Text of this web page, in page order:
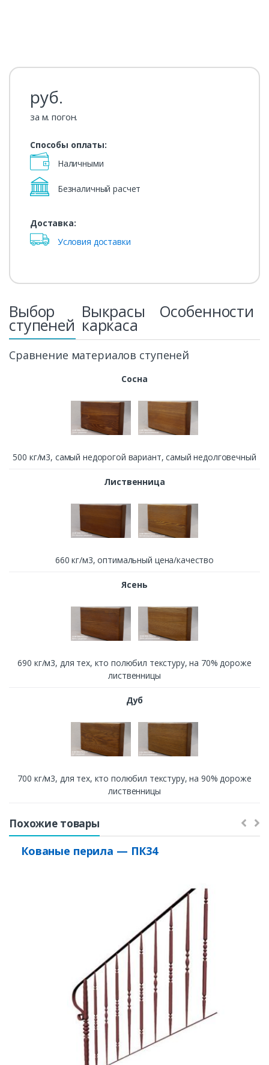
Заказать
Ваше имя*
Ваш телефон*
руб.
за м. погон.
Способы оплаты:
Наличными
Безналичный расчет
Доставка:
Условия доставки
Выбор
ступеней
Выкрасы
каркаса
Особенности
Сравнение материалов ступеней
Сосна
500 кг/м3, cамый недорогой вариант, самый недолговечный
Лиственница
660 кг/м3, оптимальный цена/качество
Ясень
690 кг/м3, для тех, кто полюбил текстуру, на 70% дороже
лиственницы
Дуб
700 кг/м3, для тех, кто полюбил текстуру, на 90% дороже
лиственницы
Похожие товары
Кованые перила — ПК34